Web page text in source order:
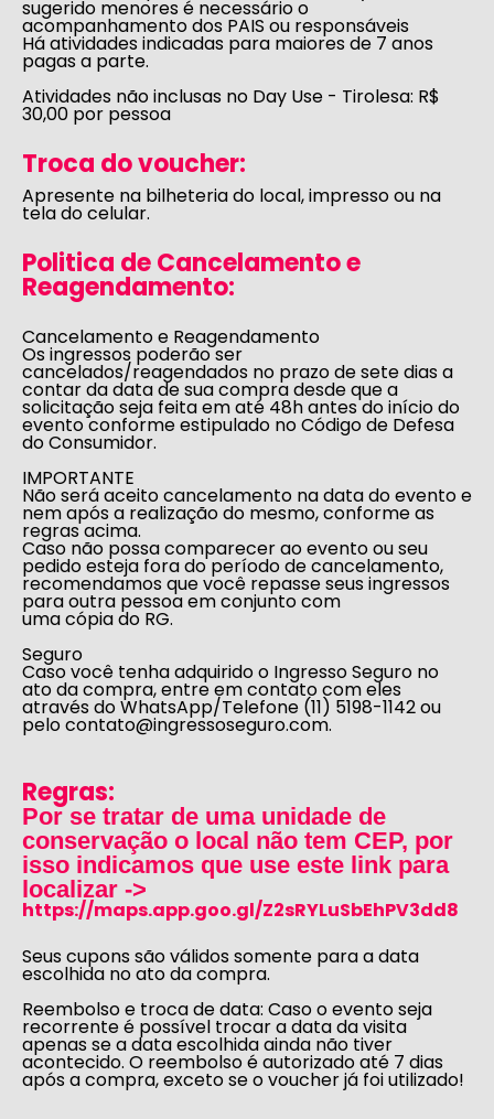
sugerido menores é necessário o
acompanhamento dos PAIS ou responsáveis
Há atividades indicadas para maiores de 7 anos
pagas a parte.
Atividades não inclusas no Day Use - Tirolesa: R$
30,00 por pessoa
Troca do voucher:
Apresente na bilheteria do local, impresso ou na
tela do celular.
Politica de Cancelamento e
Reagendamento:
Cancelamento e Reagendamento
Os ingressos poderão ser
cancelados/reagendados no prazo de sete dias a
contar da data de sua compra desde que a
solicitação seja feita em até 48h antes do início do
evento conforme estipulado noCódigo de Defesa
do Consumidor.
IMPORTANTE
Não será aceito cancelamento na data do evento e
nem após a realização do mesmo, conforme as
regras acima.
Caso não possa comparecer ao evento ou seu
pedido esteja fora do período de cancelamento,
recomendamos que você repasse seus ingressos
para outra pessoa em conjunto com
uma cópia do RG.
Seguro
Caso você tenha adquirido o Ingresso Seguro no
ato da compra, entre em contato com eles
através do WhatsApp/Telefone (11) 5198-1142 ou
pelocontato@ingressoseguro.com.
Regras:
Por se tratar de uma unidade de
conservação o local não tem CEP, por
isso indicamos que use este link para
localizar ->
https://maps.app.goo.gl/Z2sRYLuSbEhPV3dd8
Seus cupons são válidos somente para a data
escolhida no ato da compra.
Reembolso e troca de data: Caso o evento seja
recorrente é possível trocar a data da visita
apenas se a data escolhida ainda não tiver
acontecido. O reembolso é autorizado até 7 dias
após a compra, exceto se o voucher já foi utilizado!